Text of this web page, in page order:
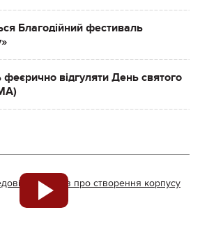
Благодійний фестиваль
відгуляти День святого